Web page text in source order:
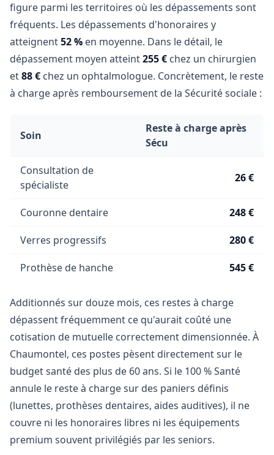
figure parmi les territoires où les dépassements sont
fréquents. Les dépassements d'honoraires y
atteignent52 % en moyenne. Dans le détail, le
dépassement moyen atteint255 € chez un chirurgien
et88 € chez un ophtalmologue. Concrètement, le reste
à charge après remboursement de la Sécurité sociale :
Soin
Reste à charge après
Sécu
Consultation de
spécialiste
26 €
Couronne dentaire 248 €
Verres progressifs 280 €
Prothèse de hanche 545 €
Additionnés sur douze mois, ces restes à charge
dépassent fréquemment ce qu'aurait coûté une
cotisation de mutuelle correctement dimensionnée. À
Chaumontel, ces postes pèsent directement sur le
budget santé des plus de 60 ans. Si le 100 % Santé
annule le reste à charge sur des paniers définis
(lunettes, prothèses dentaires, aides auditives), il ne
couvre ni les honoraires libres ni les équipements
premium souvent privilégiés par les seniors.